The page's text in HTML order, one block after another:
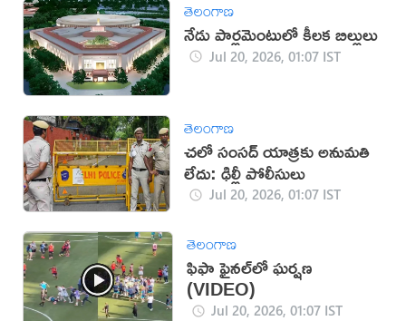
తెలంగాణ
నేడు పార్లమెంటులో కీలక బిల్లులు
Jul 20, 2026, 01:07 IST
తెలంగాణ
చలో సంసద్‌ యాత్రకు అనుమతి
లేదు: ఢిల్లీ పోలీసులు
Jul 20, 2026, 01:07 IST
తెలంగాణ
ఫిఫా ఫైనల్‌లో ఘర్షణ
(VIDEO)
Jul 20, 2026, 01:07 IST